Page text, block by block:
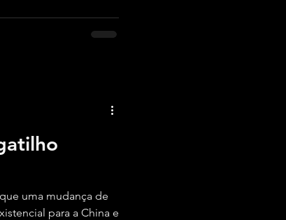
uma mudança de
para a China e